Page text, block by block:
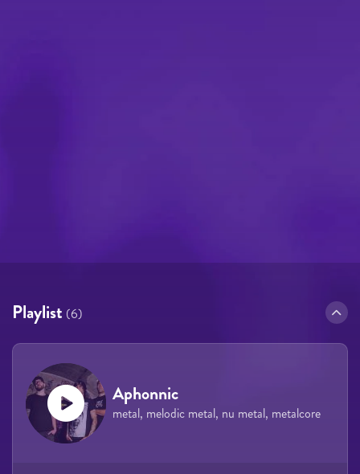
Playlist (6)
Aphonnic
metal, melodic metal, nu metal, metalcore